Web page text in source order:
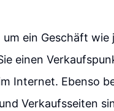
ein Geschäft wie
einen
Internet. Ebenso
Verkaufsseiten